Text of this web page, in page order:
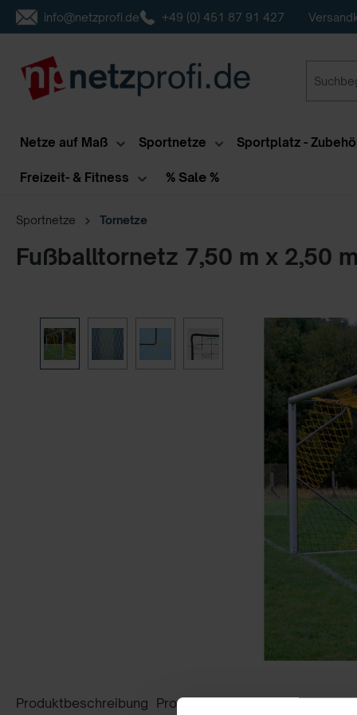
springen
info@netzprofi.de +49 (0) 451 87 91 427
Netze auf Maß Sportnetze Sportplatz -
Freizeit- & Fitness % Sale %
Sportnetze Tornetze
Fußballtornetz 7,50 m x 2,50
Produktbeschreibung Produktsicherheit Bewertungen